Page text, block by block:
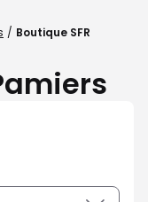
Boutique SFR